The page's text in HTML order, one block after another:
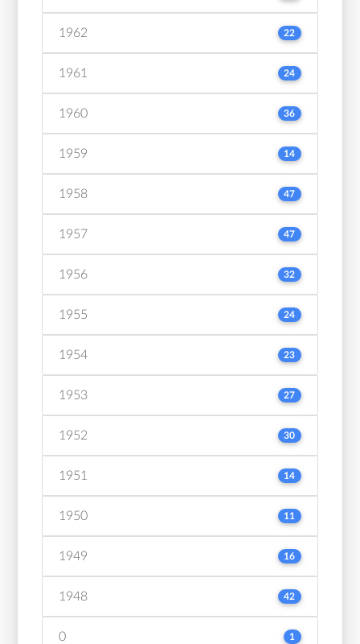
1962 22
1961 24
1960 36
1959 14
1958 47
1957 47
1956 32
1955 24
1954 23
1953 27
1952 30
1951 14
1950 11
1949 16
1948 42
0 1